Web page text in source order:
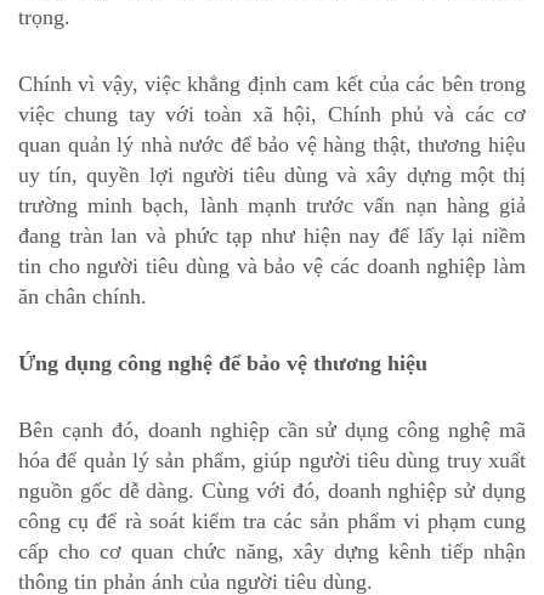
trọng.
Chính vì vậy, việc khẳng định cam kết của các bên trong
việc chung tay với toàn xã hội, Chính phủ và các cơ
quan quản lý nhà nước để bảo vệ hàng thật, thương hiệu
uy tín, quyền lợi người tiêu dùng và xây dựng một thị
trường minh bạch, lành mạnh trước vấn nạn hàng giả
đang tràn lan và phức tạp như hiện nay để lấy lại niềm
tin cho người tiêu dùng và bảo vệ các doanh nghiệp làm
ăn chân chính.
Ứng dụng công nghệ để bảo vệ thương hiệu
Bên cạnh đó, doanh nghiệp cần sử dụng công nghệ mã
hóa để quản lý sản phẩm, giúp người tiêu dùng truy xuất
nguồn gốc dễ dàng. Cùng với đó, doanh nghiệp sử dụng
công cụ để rà soát kiểm tra các sản phẩm vi phạm cung
cấp cho cơ quan chức năng, xây dựng kênh tiếp nhận
thông tin phản ánh của người tiêu dùng.